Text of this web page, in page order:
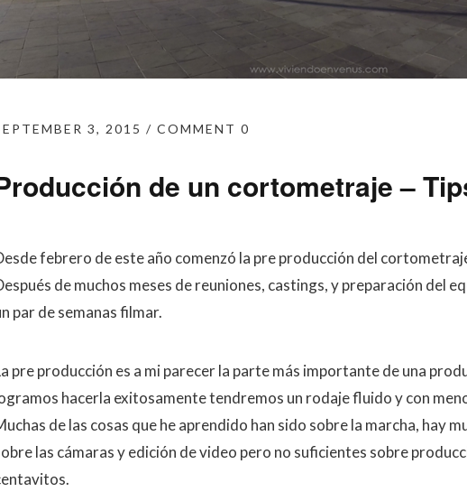
3, 2015 COMMENT 0
de un cortometraje –
febrero de este año comenzó la pre producción del cortometraje
de muchos meses de reuniones, castings, y preparación del
par de semanas filmar.
pre producción es a mi parecer la parte más importante de una
hacerla exitosamente tendremos un rodaje fluido y con
de las cosas que he aprendido han sido sobre la marcha, hay
las cámaras y edición de video pero no suficientes sobre